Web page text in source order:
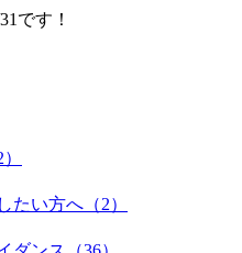
です！
たい方へ（2）